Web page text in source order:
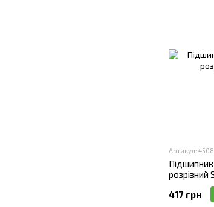
Артикул:
Підшипник
розрізний
417 грн